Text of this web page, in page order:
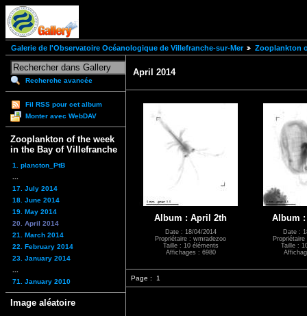
Galerie de l'Observatoire Océanologique de Villefranche-sur-Mer Zooplankton
Recherche avancée
Fil RSS pour cet album
Monter avec WebDAV
Zooplankton of the week
in the Bay of Villefranche
1. plancton_PtB
17. July 2014
18. June 2014
19. May 2014
20. April 2014
21. March 2014
22. February 2014
23. January 2014
71. January 2010
Image aléatoire
April 2014
Album : April 2th
Date : 18/04/2014
Propriétaire : wmradezoo
Taille : 10 éléments
Affichages : 6980
Album
Date :
Taille :
Page : 1